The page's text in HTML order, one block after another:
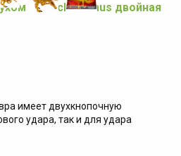
Suchomimus двойная
имеет двухкнопочную
удара, так и для удара